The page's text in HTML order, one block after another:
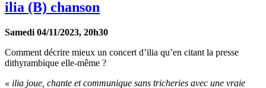
ilia (B) chanson
Samedi 04/11/2023, 20h30
Comment décrire mieux un concert d’ilia qu’en citant la presse
dithyrambique elle-même ?
« ilia joue, chante et communique sans tricheries avec une vraie